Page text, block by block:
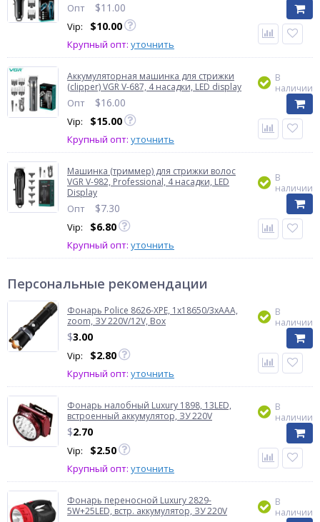
Опт $11.00
Vip: $10.00
Крупный опт: уточнить
Аккумуляторная машинка для стрижки
(clipper) VGR V-687, 4 насадки, LED display
Опт $16.00
Vip: $15.00
Крупный опт: уточнить
В
наличии
Машинка (триммер) для стрижки волос
VGR V-982, Professional, 4 насадки, LED
Display
Опт $7.30
Vip: $6.80
Крупный опт: уточнить
В
наличии
Персональные рекомендации
Фонарь Police 8626-XPE, 1х18650/3xAAA,
zoom, ЗУ 220V/12V, Box
$3.00
Vip: $2.80
Крупный опт: уточнить
В
наличии
Фонарь налобный Luxury 1898, 13LED,
встроенный аккумулятор, ЗУ 220V
$2.70
Vip: $2.50
Крупный опт: уточнить
В
наличии
Фонарь переносной Luxury 2829-
5W+25LED, встр. аккумулятор, ЗУ 220V
В
наличии